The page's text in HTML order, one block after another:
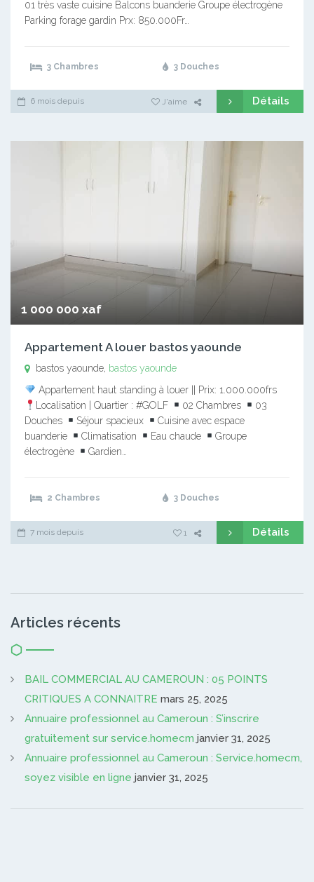
01 très vaste cuisine Balcons buanderie Groupe électrogène
Parking forage gardin Prx: 850.000Fr…
3 Chambres 3 Douches
6 mois depuis J'aime Détails
1 000 000 xaf
Appartement A louer bastos yaounde
bastos yaounde, bastos yaounde
Appartement haut standing à louer || Prix: 1.000.000frs
Localisation | Quartier : #GOLF
02 Chambres
03
Douches
Séjour spacieux
Cuisine avec espace
buanderie
Climatisation Eau chaude
Groupe
électrogène
Gardien…
2 Chambres 3 Douches
7 mois depuis 1 Détails
Articles récents
BAIL COMMERCIAL AU CAMEROUN : 05 POINTS
CRITIQUES A CONNAITRE mars 25, 2025
Annuaire professionnel au Cameroun : S’inscrire
gratuitement sur service.homecm janvier 31, 2025
Annuaire professionnel au Cameroun : Service.homecm,
soyez visible en ligne janvier 31, 2025